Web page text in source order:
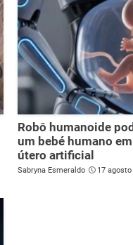
Robô humanoide
um bebé humano
útero artificial
Sabryna Esmeraldo 17